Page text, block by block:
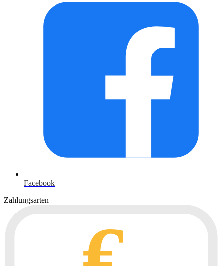
Facebook
Zahlungsarten